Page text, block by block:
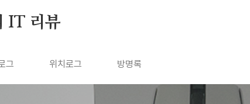
IT 리뷰
그 위치로그 방명록